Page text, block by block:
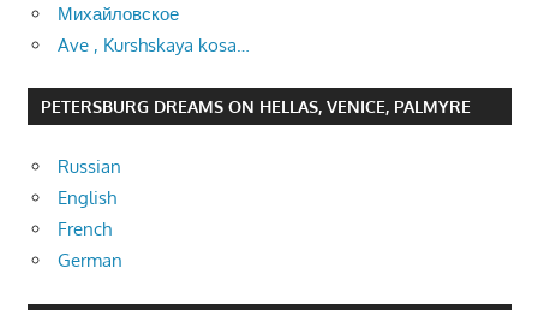
Михайловское
Ave , Kurshskaya kosa…
PETERSBURG DREAMS ON HELLAS, VENICE, PALMYRE
Russian
English
French
German